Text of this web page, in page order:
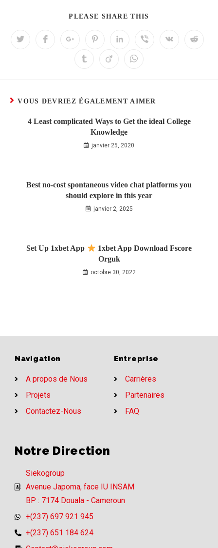
PLEASE SHARE THIS
VOUS DEVRIEZ ÉGALEMENT AIMER
4 Least complicated Ways to Get the ideal College
Knowledge
janvier 25, 2020
Best no-cost spontaneous video chat platforms you
should explore in this year
janvier 2, 2025
Set Up 1xbet App
1xbet App Download Fscore
Orguk
octobre 30, 2022
Navigation
A propos de Nous
Projets
Contactez-Nous
Entreprise
Carrières
Partenaires
FAQ
Notre Direction
Siekogroup
Avenue Japoma, face IU INSAM
BP : 7174 Douala - Cameroun
+(237) 697 921 945
+(237) 651 184 624